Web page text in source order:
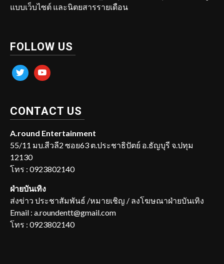
แบบเว็บไซต์ และนิตยสารรายเดือน
FOLLOW US
twitter youtube
CONTACT US
A.round Entertainment
55/11 มบ.สีวลี2 ซอย63 ต.ประชาธิปัตย์ อ.ธัญบุรี จ.ปทุม
12130
โทร : 0923802140
ฝ่ายบันเทิง
ส่งข่าว ประชาสัมพันธ์ /หมายเชิญ / ลงโฆษณาฝ่ายบันเทิง
Email : a.roundentt@gmail.com
โทร : 0923802140